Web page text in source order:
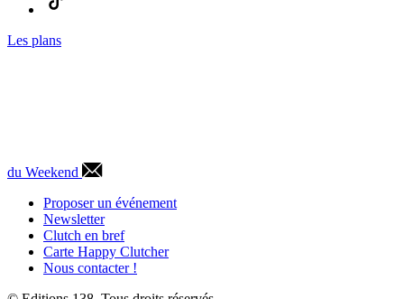
Les plans
du Weekend
Proposer un événement
Newsletter
Clutch en bref
Carte Happy Clutcher
Nous contacter !